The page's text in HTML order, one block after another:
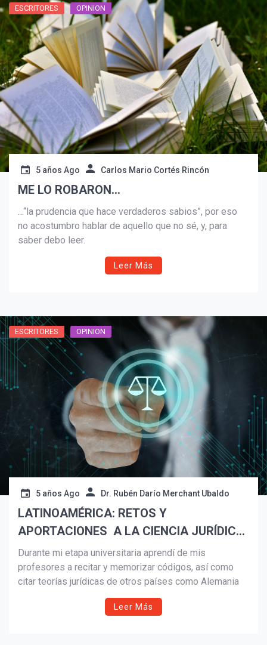
Suscribír
ESCRITORES OPINION
5 años Ago Carlos Mario Cortés Rincón
ME LO ROBARON…
…“la prudencia que hace verdaderos sabios”, por eso
no acostumbro hablar de aquello que no sé, y, para
saber debo leer.
Leer Más
ESCRITORES OPINION
5 años Ago Dr. Rubén Darío Merchant Ubaldo
LATINOAMÉRICA: RETOS Y
APORTACIONES A LA CIENCIA JURÍDICA
EN EL MUNDO
Durante mi etapa universitaria aprendí de mis
profesores a recitar y memorizar códigos, así como
citar teorías jurídicas de otros países como Alemania
Leer Más